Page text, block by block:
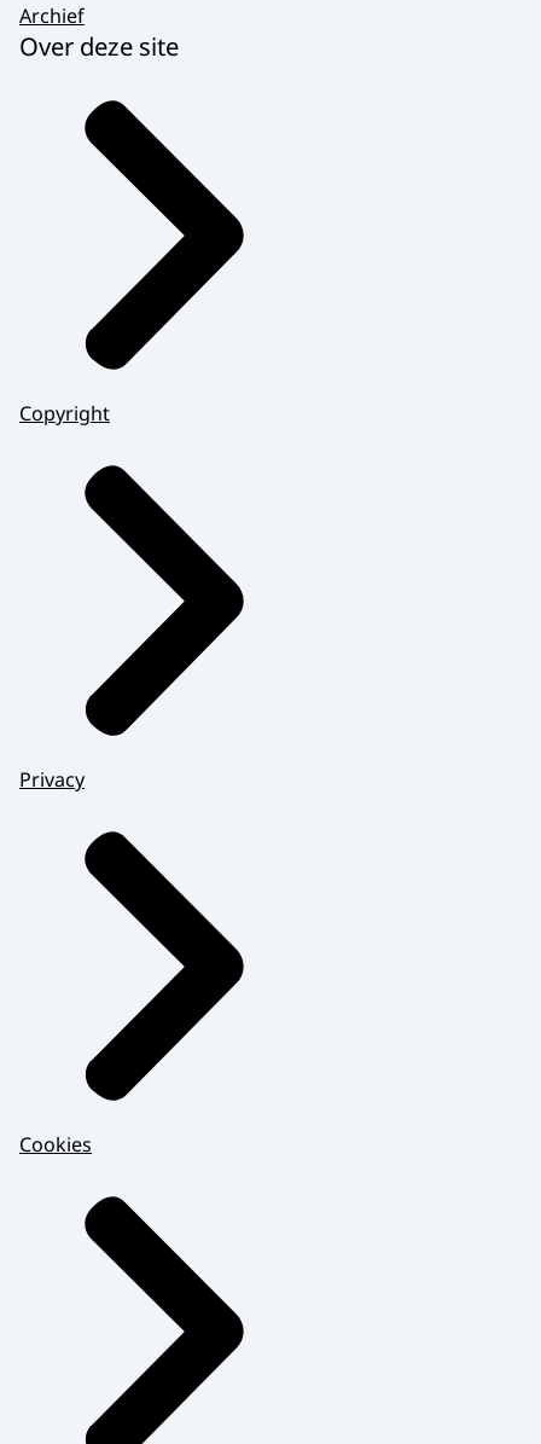
Archief
Over deze site
Copyright
Privacy
Cookies